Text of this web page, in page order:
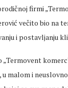
firmi
večito bio na
i postavljanju
„Termovent
u malom i